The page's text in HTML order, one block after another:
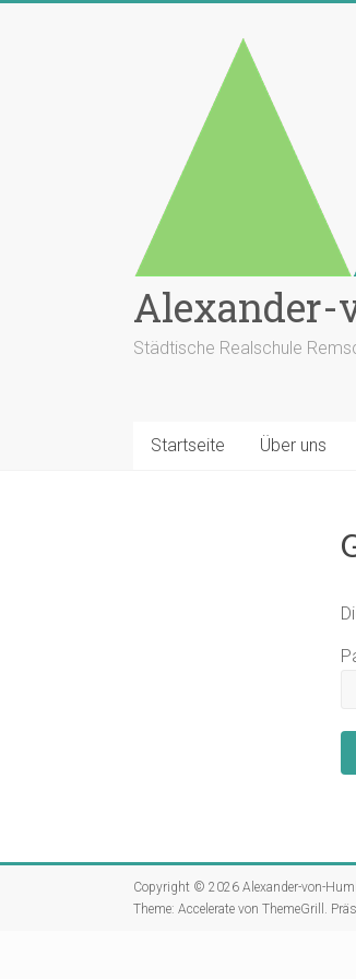
Alexander-
Städtische Realschule
Startseite Über uns
Copyright © 2026 Alexander-von-
Theme: Accelerate von ThemeGrill.